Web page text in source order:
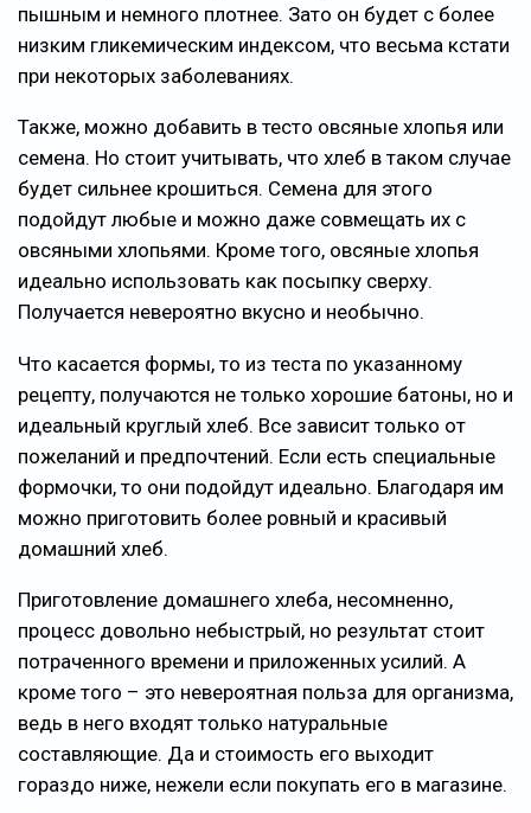
пышным и немного плотнее. Зато он будет с более
низким гликемическим индексом, что весьма кстати
при некоторых заболеваниях.
Также, можно добавить в тесто овсяные хлопья или
семена. Но стоит учитывать, что хлеб в таком случае
будет сильнее крошиться. Семена для этого
подойдут любые и можно даже совмещать их с
овсяными хлопьями. Кроме того, овсяные хлопья
идеально использовать как посыпку сверху.
Получается невероятно вкусно и необычно.
Что касается формы, то из теста по указанному
рецепту, получаются не только хорошие батоны, но и
идеальный круглый хлеб. Все зависит только от
пожеланий и предпочтений. Если есть специальные
формочки, то они подойдут идеально. Благодаря им
можно приготовить более ровный и красивый
домашний хлеб.
Приготовление домашнего хлеба, несомненно,
процесс довольно небыстрый, но результат стоит
потраченного времени и приложенных усилий. А
кроме того – это невероятная польза для организма,
ведь в него входят только натуральные
составляющие. Да и стоимость его выходит
гораздо ниже, нежели если покупать его в магазине.